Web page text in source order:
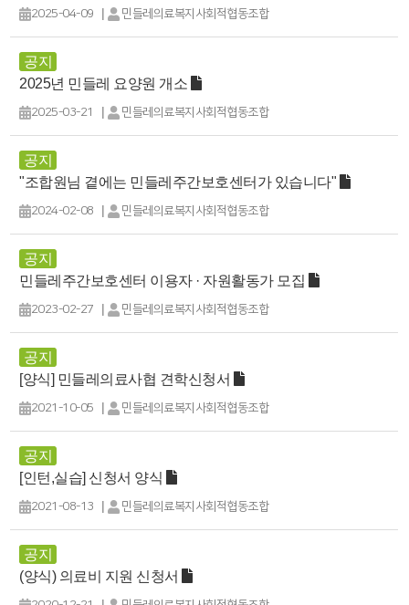
2025-04-09 | 민들레의료복지사회적협동조합
공지
2025년 민들레 요양원 개소
2025-03-21 | 민들레의료복지사회적협동조합
공지
"조합원님 곁에는 민들레주간보호센터가 있습니다"
2024-02-08 | 민들레의료복지사회적협동조합
공지
민들레주간보호센터 이용자 · 자원활동가 모집
2023-02-27 | 민들레의료복지사회적협동조합
공지
[양식] 민들레의료사협 견학신청서
2021-10-05 | 민들레의료복지사회적협동조합
공지
[인턴,실습] 신청서 양식
2021-08-13 | 민들레의료복지사회적협동조합
공지
(양식) 의료비 지원 신청서